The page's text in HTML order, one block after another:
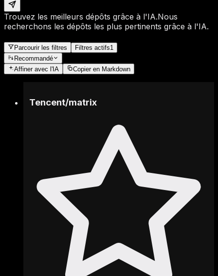
Trouvez les meilleurs dépôts grâce à l'IA.Nous
recherchons les dépôts les plus pertinents grâce à l'IA.
Parcourir les filtres Filtres actifs1
Recommandé
Affineravec l'IA Copier en Markdown
Tencent/matrix